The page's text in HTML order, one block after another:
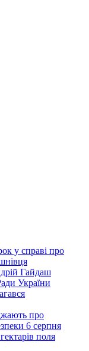
у справі про
Гайдаш
України
про
6 серпня
поля